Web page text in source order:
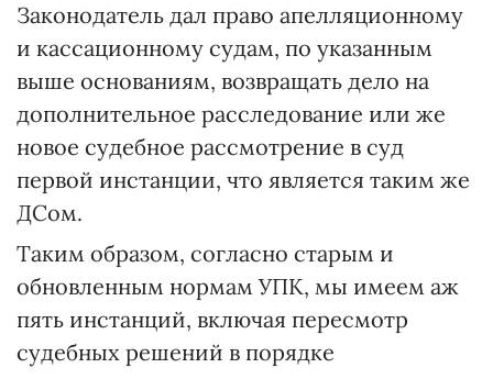
Законодатель дал право апелляционному
и кассационному судам, по указанным
выше основаниям, возвращать дело на
дополнительное расследование или же
новое судебное рассмотрение в суд
первой инстанции, что является таким же
ДСом.
Таким образом, согласно старым и
обновленным нормам УПК, мы имеем аж
пять инстанций, включая пересмотр
судебных решений в порядке